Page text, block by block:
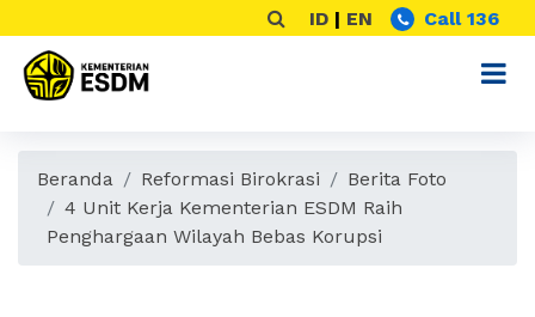
ID | EN Call 136
Beranda Reformasi Birokrasi
Berita Foto
4 Unit Kerja Kementerian ESDM Raih
Penghargaan Wilayah Bebas Korupsi